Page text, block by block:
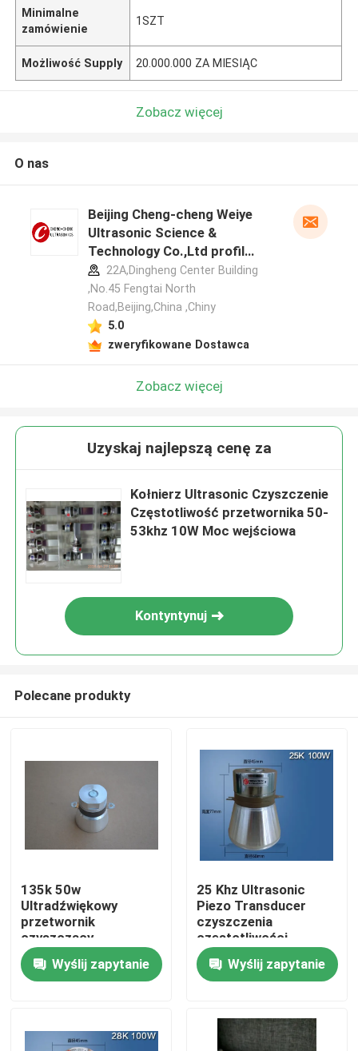
Dom
O nas
Minimalne
zamówienie
1SZT
Możliwość Supply 20.000.000 ZA MIESIĄC
Zobacz więcej
O nas
Beijing Cheng-cheng Weiye
Ultrasonic Science &
Technology Co.,Ltd profil
producenta
22A,Dingheng Center Building
,No.45 Fengtai North
Road,Beijing,China ,Chiny
5.0
zweryfikowane Dostawca
Zobacz więcej
Uzyskaj najlepszą cenę za
Kołnierz Ultrasonic Czyszczenie
Częstotliwość przetwornika 50-
53khz 10W Moc wejściowa
Kontyntynuj
Polecane produkty
135k 50w
Ultradźwiękowy
przetwornik
czyszczący
Wydajność Ceramika
piezoelektryczna
Wyślij zapytanie
25 Khz Ultrasonic
Piezo Transducer
czyszczenia
częstotliwości
Wyślij zapytanie